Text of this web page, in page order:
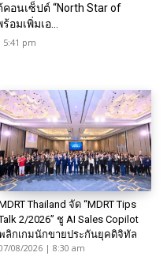
อนเซ็ปต์ “North Star of
อมเพิ่มเอ...
pm
Thailand จัด “MDRT Tips
2/2026” ชู AI Sales Copilot
ลิกเกมนักขายประกันยุคดิจิทัล
08/2026 | 8:30 am